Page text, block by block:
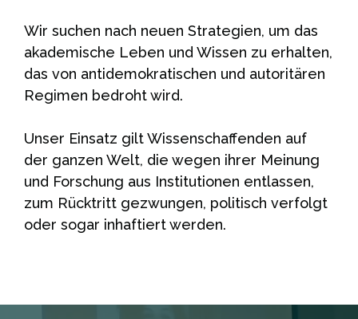
Wir suchen nach neuen Strategien, um das
akademische Leben und Wissen zu erhalten,
das von antidemokratischen und autoritären
Regimen bedroht wird.
Unser Einsatz gilt Wissenschaffenden auf
der ganzen Welt, die wegen ihrer Meinung
und Forschung aus Institutionen entlassen,
zum Rücktritt gezwungen, politisch verfolgt
oder sogar inhaftiert werden.